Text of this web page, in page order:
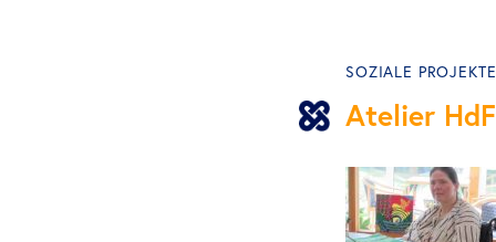
SOZIALE PROJEKTE
Atelier HdF